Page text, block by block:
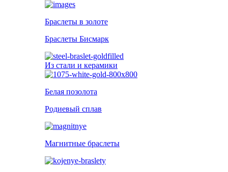
Браслеты в золоте
Браслеты Бисмарк
Из стали и керамики
Белая позолота
Родиевый сплав
Магнитные браслеты